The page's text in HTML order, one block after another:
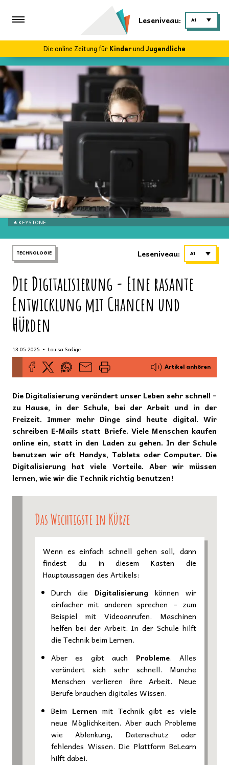
Leseniveau: A1
Die online Zeitung fürKinderundJugendliche
KEYSTONE
TECHNOLOGIE Leseniveau: A1
Die Digitalisierung - Eine rasante
Entwicklung mit Chancen und
Hürden
13.05.2025 • Louisa Sodige
Artikel anhören
Die Digitalisierung verändert unser Leben sehr schnell –
zu Hause, in der Schule, bei der Arbeit und in der
Freizeit. Immer mehr Dinge sind heute digital. Wir
schreiben E-Mails statt Briefe. Viele Menschen kaufen
online ein, statt in den Laden zu gehen. In der Schule
benutzen wir oft Handys, Tablets oder Computer. Die
Digitalisierung hat viele Vorteile. Aber wir müssen
lernen, wie wir die Technik richtig benutzen!
Das Wichtigste in Kürze
Wenn es einfach schnell gehen soll, dann
findest du in diesem Kasten die
Hauptaussagen des Artikels:
Durch die Digitalisierung können wir
einfacher mit anderen sprechen – zum
Beispiel mit Videoanrufen. Maschinen
helfen bei der Arbeit. In der Schule hilft
die Technik beim Lernen.
Aber es gibt auch Probleme. Alles
verändert sich sehr schnell. Manche
Menschen verlieren ihre Arbeit. Neue
Berufe brauchen digitales Wissen.
Beim Lernen mit Technik gibt es viele
neue Möglichkeiten. Aber auch Probleme
wie Ablenkung, Datenschutz oder
fehlendes Wissen. Die Plattform BeLearn
hilft dabei.